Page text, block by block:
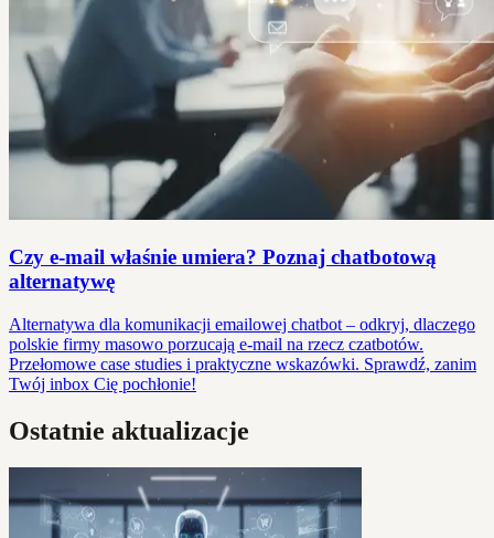
Czy e-mail właśnie umiera? Poznaj chatbotową
alternatywę
Alternatywa dla komunikacji emailowej chatbot – odkryj, dlaczego
polskie firmy masowo porzucają e-mail na rzecz czatbotów.
Przełomowe case studies i praktyczne wskazówki. Sprawdź, zanim
Twój inbox Cię pochłonie!
Ostatnie aktualizacje